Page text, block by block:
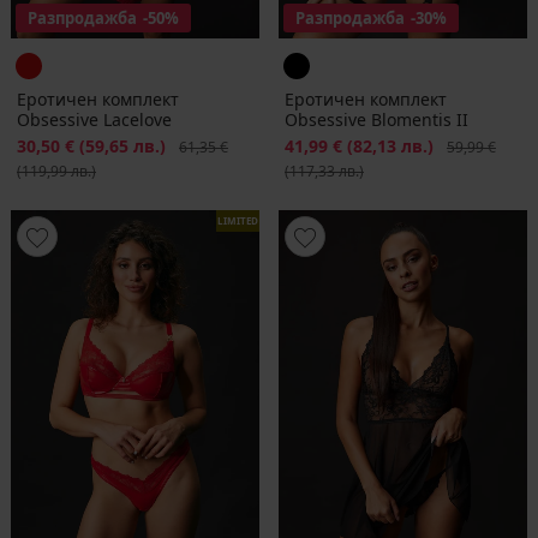
Разпродажба -50%
Еротичен комплект
Obsessive Lacelove
Намаление
30,50 € (59,65 лв.) Първоначална цена
61,35 €
(119,99 лв.)
Разпродажба -30%
Еротичен комплект
Obsessive Blomentis II
Намаление
41,99 € (82,13 лв.)
59,99 €
(117,33 лв.)
LIMITED